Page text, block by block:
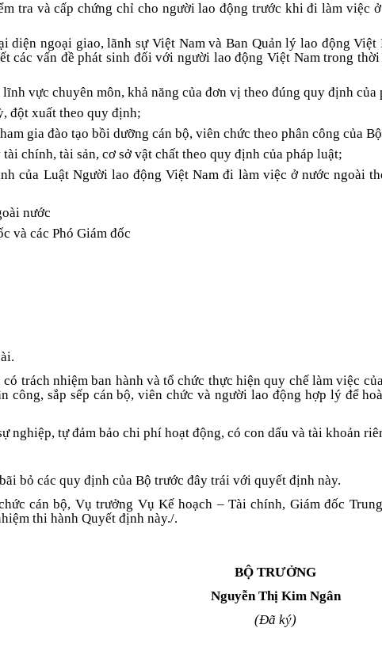
tra và cấp chứng chỉ cho người lao động trước khi đi làm việc
diện ngoại giao, lãnh sự Việt Nam và Ban Quản lý lao động Việt
các vấn đề phát sinh đối với người lao động Việt Nam trong
vực chuyên môn, khả năng của đơn vị theo đúng quy định của
đột xuất theo quy định;
gia đào tạo bồi dưỡng cán bộ, viên chức theo phân công của
chính, tài sản, cơ sở vật chất theo quy định của pháp luật;
của Luật Người lao động Việt Nam đi làm việc ở nước ngoài
nước
và các Phó Giám đốc
trách nhiệm ban hành và tổ chức thực hiện quy chế làm việc
công, sắp sếp cán bộ, viên chức và người lao động hợp lý để
nghiệp, tự đảm bảo chi phí hoạt động, có con dấu và tài khoản
bỏ các quy định của Bộ trước đây trái với quyết định này.
cán bộ, Vụ trưởng Vụ Kế hoạch – Tài chính, Giám đốc
thi hành Quyết định này./.
BỘ TRƯỞNG
Nguyễn Thị Kim Ngân
(Đã ký)